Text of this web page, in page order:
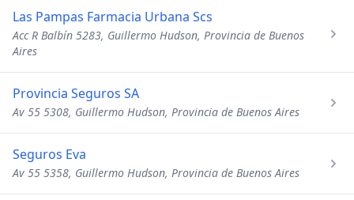
Las Pampas Farmacia Urbana Scs
Acc R Balbín 5283, Guillermo Hudson, Provincia de Buenos
Aires
Provincia Seguros SA
Av 55 5308, Guillermo Hudson, Provincia de Buenos Aires
Seguros Eva
Av 55 5358, Guillermo Hudson, Provincia de Buenos Aires